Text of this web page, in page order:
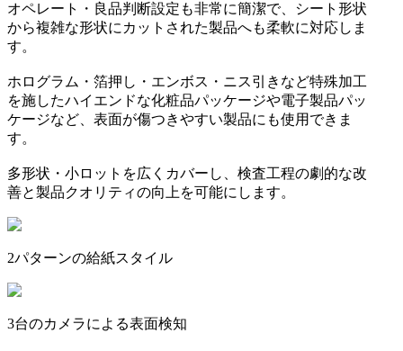
オペレート・良品判断設定も非常に簡潔で、シート形状
から複雑な形状にカットされた製品へも柔軟に対応しま
す。
ホログラム・箔押し・エンボス・ニス引きなど特殊加工
を施したハイエンドな化粧品パッケージや電子製品パッ
ケージなど、表面が傷つきやすい製品にも使用できま
す。
多形状・小ロットを広くカバーし、検査工程の劇的な改
善と製品クオリティの向上を可能にします。
2パターンの給紙スタイル
3台のカメラによる表面検知